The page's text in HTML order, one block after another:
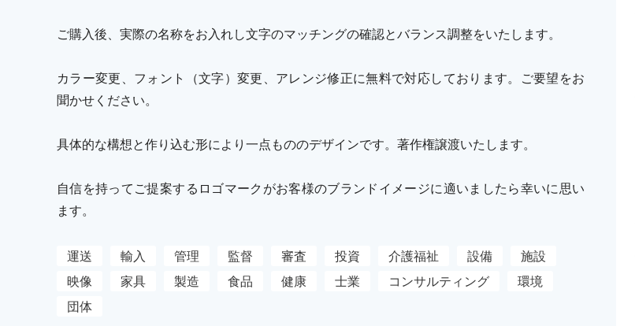
ご購入後、実際の名称をお入れし文字のマッチングの確認とバランス調整をいたします。
カラー変更、フォント（文字）変更、アレンジ修正に無料で対応しております。ご要望をお
聞かせください。
具体的な構想と作り込む形により一点もののデザインです。著作権譲渡いたします。
自信を持ってご提案するロゴマークがお客様のブランドイメージに適いましたら幸いに思い
ます。
運送 輸入 管理 監督 審査 投資 介護福祉 設備
施設
映像
家具 製造 食品 健康 士業 コンサルティング
環境
団体